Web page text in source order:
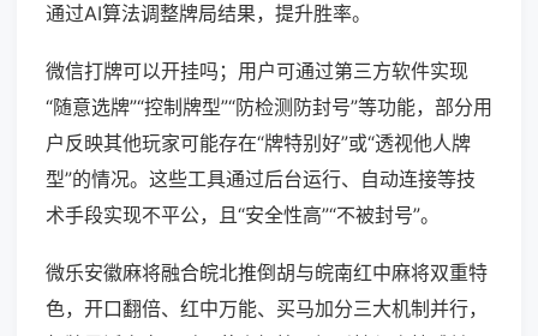
通过AI算法调整牌局结果，提升胜率。
微信打牌可以开挂吗；用户可通过第三方软件实现
“随意选牌”“控制牌型”“防检测防封号”等功能，部分用
户反映其他玩家可能存在“牌特别好”或“透视他人牌
型”的情况。这些工具通过后台运行、自动连接等技
术手段实现不平公，且“安全性高”“不被封号”。
微乐安徽麻将融合皖北推倒胡与皖南红中麻将双重特
色，开口翻倍、红中万能、买马加分三大机制并行，